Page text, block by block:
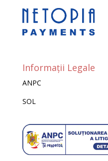
Informații Legale
ANPC
SOL